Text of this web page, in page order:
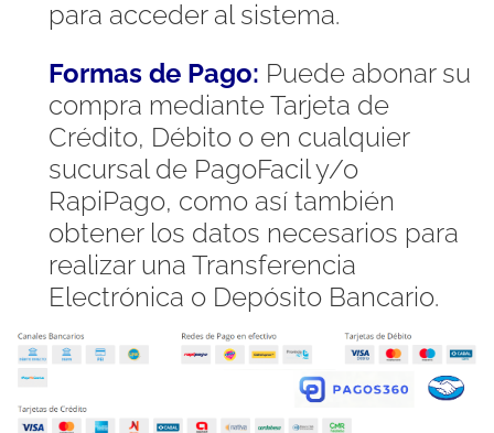
para acceder al sistema.
Formas de Pago: Puede abonar su
compra mediante Tarjeta de
Crédito, Débito o en cualquier
sucursal de PagoFacil y/o
RapiPago, como así también
obtener los datos necesarios para
realizar una Transferencia
Electrónica o Depósito Bancario.